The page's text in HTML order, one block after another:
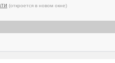
(откроется в новом окне)